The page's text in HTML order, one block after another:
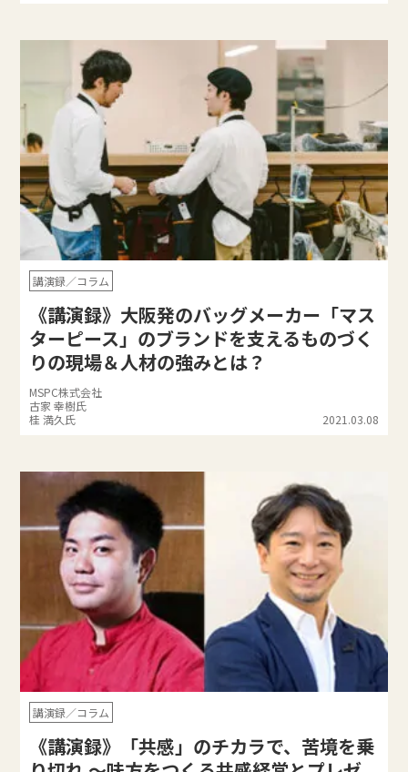
講演録／コラム
《講演録》大阪発のバッグメーカー「マス
ターピース」のブランドを支えるものづく
りの現場＆人材の強みとは？
MSPC株式会社
古家 幸樹氏
桂 満久氏
2021.03.08
講演録／コラム
《講演録》「共感」のチカラで、苦境を乗